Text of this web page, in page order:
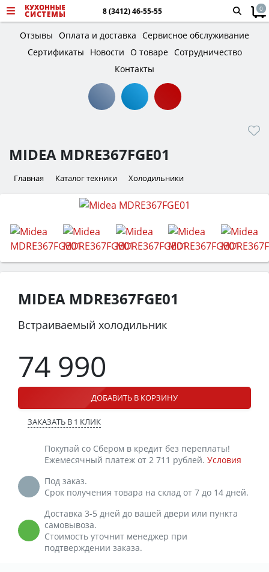
8 (3412) 46-55-55 0
Отзывы Оплата и доставка Сервисное обслуживание
Сертификаты
Новости О товаре Сотрудничество
Контакты
MIDEA MDRE367FGE01
Главная Каталог техники Холодильники
MIDEA MDRE367FGE01
Встраиваемый холодильник
74 990
ДОБАВИТЬ В КОРЗИНУ
ЗАКАЗАТЬ В 1 КЛИК
Покупай со Сбером в кредит без переплаты!
Ежемесячный платеж от 2 711 рублей. Условия
Под заказ.
Срок получения товара на склад от 7 до 14 дней.
Доставка 3-5 дней до вашей двери или пункта
самовывоза.
Стоимость уточнит менеджер при
подтверждении заказа.